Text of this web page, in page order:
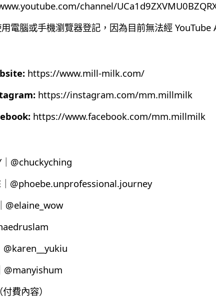
channel/
電腦或手機瀏覽器登記，因為目前無法經 YouTube
https://www.mill-milk.com/
https://instagram.com/mm.millmilk
https://www.facebook.com/mm.millmilk
｜@chuckyching
｜@phoebe.unprofessional.journey
@elaine_wow
@karen__yukiu
@manyishum
費內容）